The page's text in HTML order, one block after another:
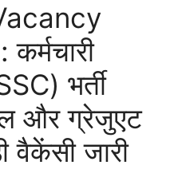
भर्ती
और ग्रेजुएट
वैकेंसी जारी